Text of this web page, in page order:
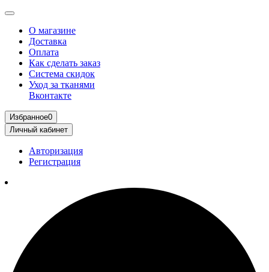
О магазине
Доставка
Оплата
Как сделать заказ
Система скидок
Уход за тканями
Вконтакте
Избранное0
Личный кабинет
Авторизация
Регистрация